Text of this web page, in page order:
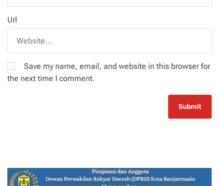
Url
Save my name, email, and website in this browser for
the next time I comment.